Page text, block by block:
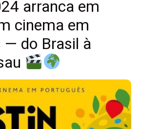
arranca em
cinema em
— do Brasil à